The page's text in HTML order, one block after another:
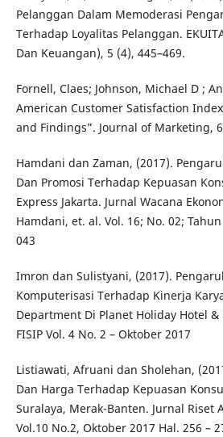
Pelanggan Dalam Memoderasi
Terhadap Loyalitas Pelanggan.
Dan Keuangan), 5 (4), 445–469.
Fornell, Claes; Johnson, Michael D ;
American Customer Satisfaction
and Findings”. Journal of Marketing,
Hamdani dan Zaman, (2017).
Dan Promosi Terhadap Kepuasan
Express Jakarta. Jurnal Wacana
Hamdani, et. al. Vol. 16; No. 02;
043
Imron dan Sulistyani, (2017).
Komputerisasi Terhadap Kinerja
Department Di Planet Holiday Hotel &
FISIP Vol. 4 No. 2 – Oktober 2017
Listiawati, Afruani dan Sholehan,
Dan Harga Terhadap Kepuasan
Suralaya, Merak-Banten. Jurnal Riset
Vol.10 No.2, Oktober 2017 Hal. 256 –